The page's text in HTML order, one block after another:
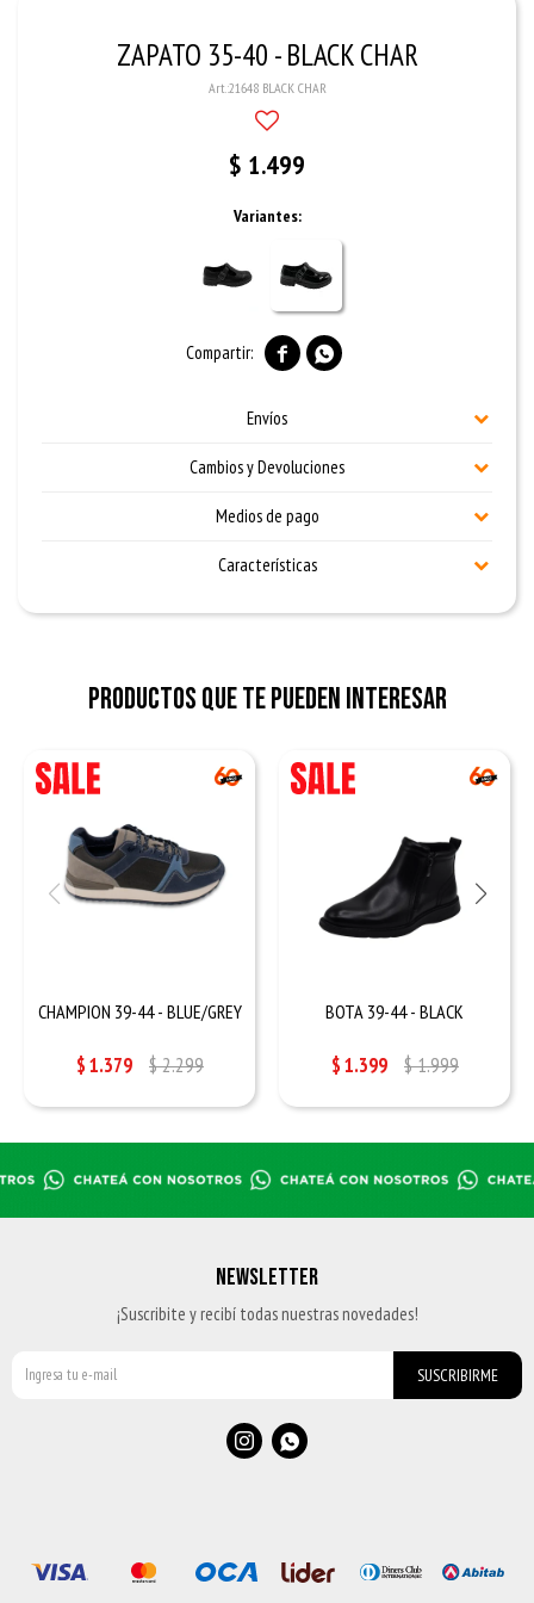
ZAPATO 35-40 - BLACK CHAR
21648 BLACK CHAR
$ 1.499
Variantes:
 
Envíos
Cambios y Devoluciones
Medios de pago
Características
Productos que te pueden interesar
CHAMPION 39-44 - BLUE/GREY
$1.379 $2.299
BOTA 39-44 - BLACK
$1.399 $1.999
NEWSLETTER
¡Suscribite y recibí todas nuestras novedades!
SUSCRIBIRME
 